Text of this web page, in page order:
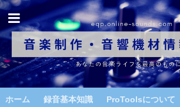
ホーム 録音基本知識 ProToolsについて